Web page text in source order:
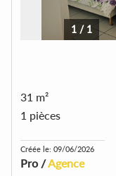
1 / 1
31 m²
1 pièces
Créée le: 09/06/2026
Pro /Agence